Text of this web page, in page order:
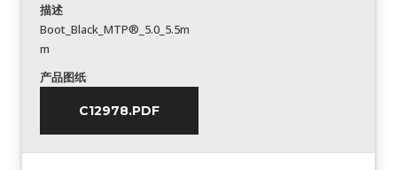
描述
Boot_Black_MTP®_5.0_5.5m
m
产品图纸
C12978.PDF